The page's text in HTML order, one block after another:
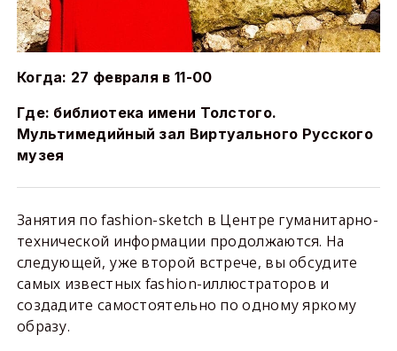
Когда: 27 февраля в 11-00
Где: библиотека имени Толстого.
Мультимедийный зал Виртуального Русского
музея
Занятия по fashion-sketch в Центре гуманитарно-
технической информации продолжаются. На
следующей, уже второй встрече, вы обсудите
самых известных fashion-иллюстраторов и
создадите самостоятельно по одному яркому
образу.